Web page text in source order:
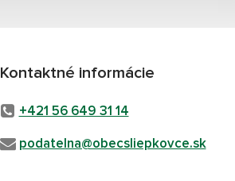
Kontaktné informácie
+421 56 649 31 14
podatelna@obecsliepkovce.sk